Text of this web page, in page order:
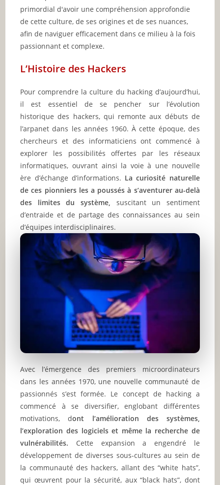
primordial d'avoir une compréhension approfondie
de cette culture, de ses origines et de ses nuances,
afin de naviguer efficacement dans ce milieu à la fois
passionnant et complexe.
L’Histoire des Hackers
Pour comprendre la culture du hacking d’aujourd’hui,
il est essentiel de se pencher sur l’évolution
historique des hackers, qui remonte aux débuts de
l’arpanet dans les années 1960. À cette époque, des
chercheurs et des informaticiens ont commencé à
explorer les possibilités offertes par les réseaux
informatiques, ouvrant ainsi la voie à une nouvelle
ère d’échange d’informations. La curiosité naturelle
de ces pionniers les a poussés à s’aventurer au-delà
des limites du système, suscitant un sentiment
d’entraide et de partage des connaissances au sein
d’équipes interdisciplinaires.
Avec l’émergence des premiers microordinateurs
dans les années 1970, une nouvelle communauté de
passionnés s’est formée. Le concept de hacking a
commencé à se diversifier, englobant différentes
motivations, dont l’amélioration des systèmes,
l’exploration des logiciels et même la recherche de
vulnérabilités. Cette expansion a engendré le
développement de diverses sous-cultures au sein de
la communauté des hackers, allant des “white hats”,
qui œuvrent pour la sécurité, aux “black hats”, dont